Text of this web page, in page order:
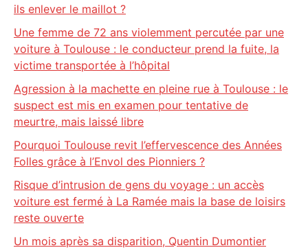
ils enlever le maillot ?
Une femme de 72 ans violemment percutée par une
voiture à Toulouse : le conducteur prend la fuite, la
victime transportée à l’hôpital
Agression à la machette en pleine rue à Toulouse : le
suspect est mis en examen pour tentative de
meurtre, mais laissé libre
Pourquoi Toulouse revit l’effervescence des Années
Folles grâce à l’Envol des Pionniers ?
Risque d’intrusion de gens du voyage : un accès
voiture est fermé à La Ramée mais la base de loisirs
reste ouverte
Un mois après sa disparition, Quentin Dumontier